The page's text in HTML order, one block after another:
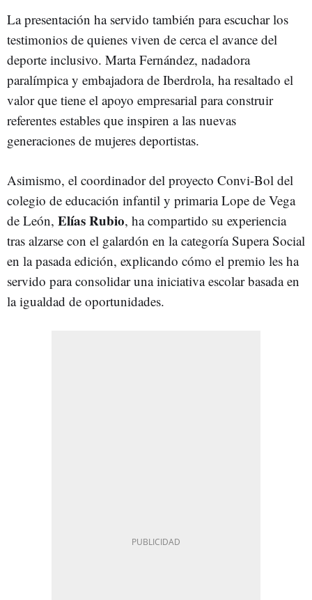
La presentación ha servido también para escuchar los
testimonios de quienes viven de cerca el avance del
deporte inclusivo. Marta Fernández, nadadora
paralímpica y embajadora de Iberdrola, ha resaltado el
valor que tiene el apoyo empresarial para construir
referentes estables que inspiren a las nuevas
generaciones de mujeres deportistas.
Asimismo, el coordinador del proyecto Convi-Bol del
colegio de educación infantil y primaria Lope de Vega
de León, Elías Rubio, ha compartido su experiencia
tras alzarse con el galardón en la categoría Supera Social
en la pasada edición, explicando cómo el premio les ha
servido para consolidar una iniciativa escolar basada en
la igualdad de oportunidades.